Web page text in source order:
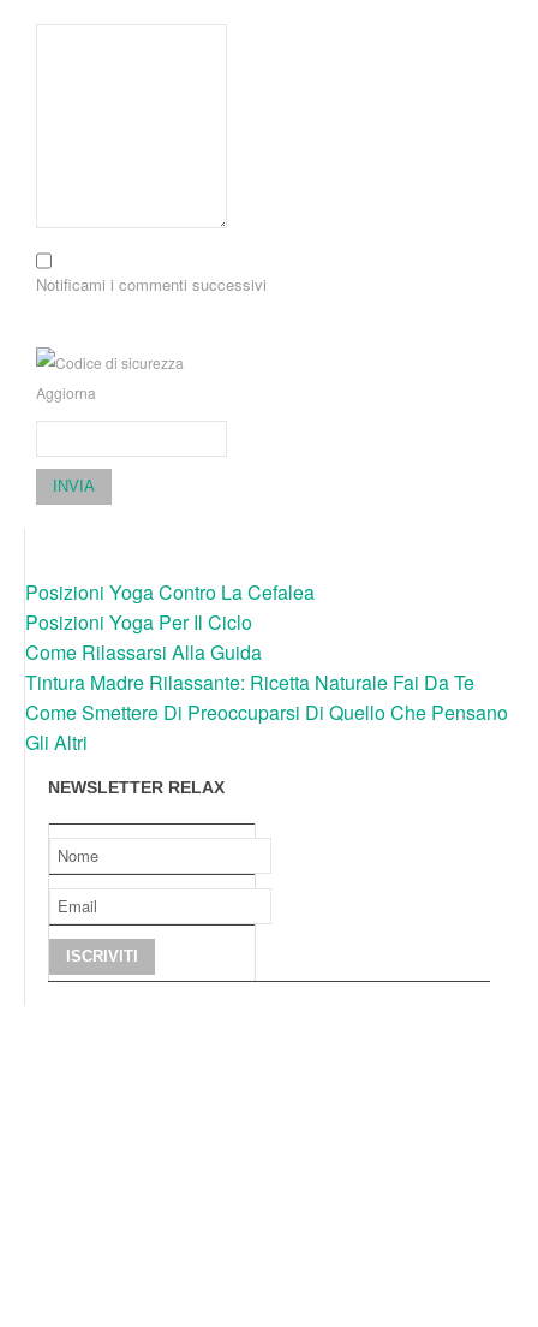
Notificami i commenti successivi
Aggiorna
INVIA
Posizioni Yoga Contro La Cefalea
Posizioni Yoga Per Il Ciclo
Come Rilassarsi Alla Guida
Tintura Madre Rilassante: Ricetta Naturale Fai Da Te
Come Smettere Di Preoccuparsi Di Quello Che Pensano
Gli Altri
NEWSLETTER RELAX